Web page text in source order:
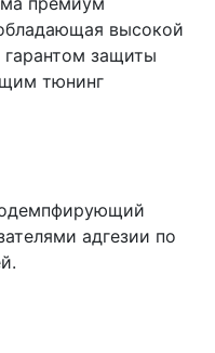
высокой
защиты
тюнинг
адгезии по